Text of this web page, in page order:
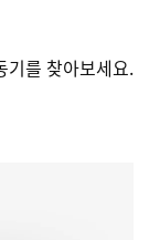
기를 찾아보세요.